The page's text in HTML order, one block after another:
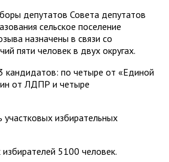
депутатов Совета депутатов
сельское поселение
назначены в связи со
пяти человек в двух округах.
кандидатов: по четыре от «Единой
от ЛДПР и четыре
участковых избирательных
5100 человек.